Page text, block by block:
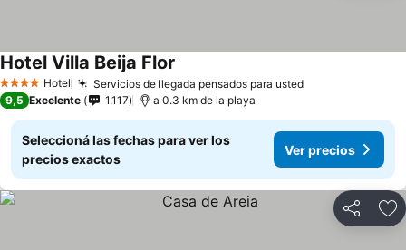
4 EstrellasHotel Servicios de llegada pensados para usted
Hotel Villa Beija Flor
9,5 Excelente 1.117 a 0.3 km de la playa
Seleccioná las fechas para ver los
precios exactos
Ver precios
Compartir